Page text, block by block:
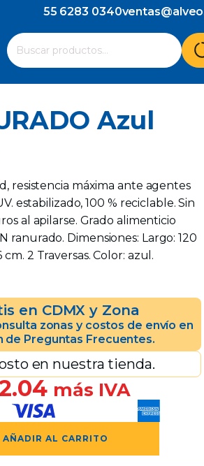
55 6283 0340
Buscar
por:
Cuando hay resultados
Azul
resistencia máxima ante agentes
estabilizado, 100 % reciclable. Sin
al apilarse. Grado alimenticio
ranurado. Dimensiones: Largo: 120
2 Traversas. Color: azul.
en CDMX y Zona
zonas y costos de envío en
de Preguntas Frecuentes.
en nuestra tienda.
más IVA
AÑADIR AL CARRITO